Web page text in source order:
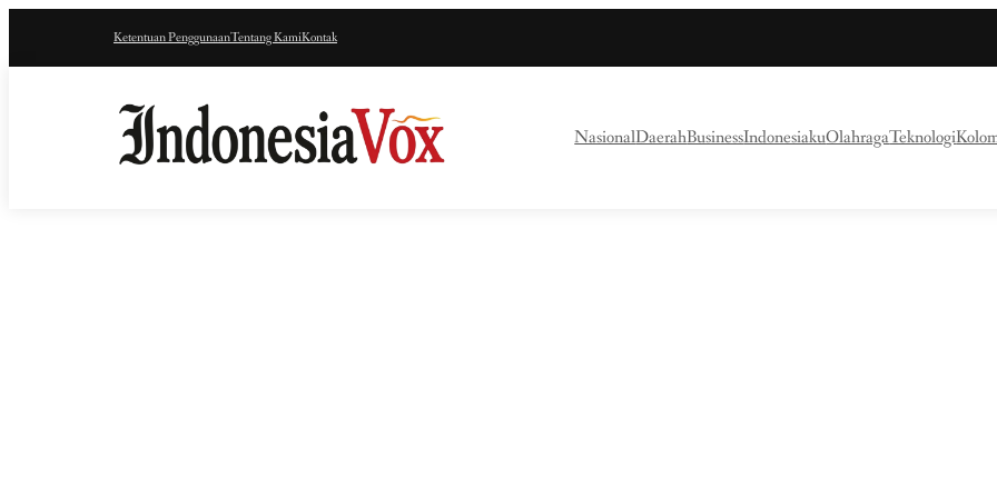
Ketentuan PenggunaanTentang KamiKontak
NasionalDaerahBusinessIndonesiakuOlahragaTeknologi